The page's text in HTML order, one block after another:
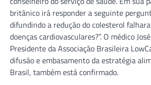
britânico irá responder a seguinte
difundindo a redução do colesterol
doenças cardiovasculares?”. O médico
Presidente da Associação Brasileira
difusão e embasamento da estratégia
Brasil, também está confirmado.